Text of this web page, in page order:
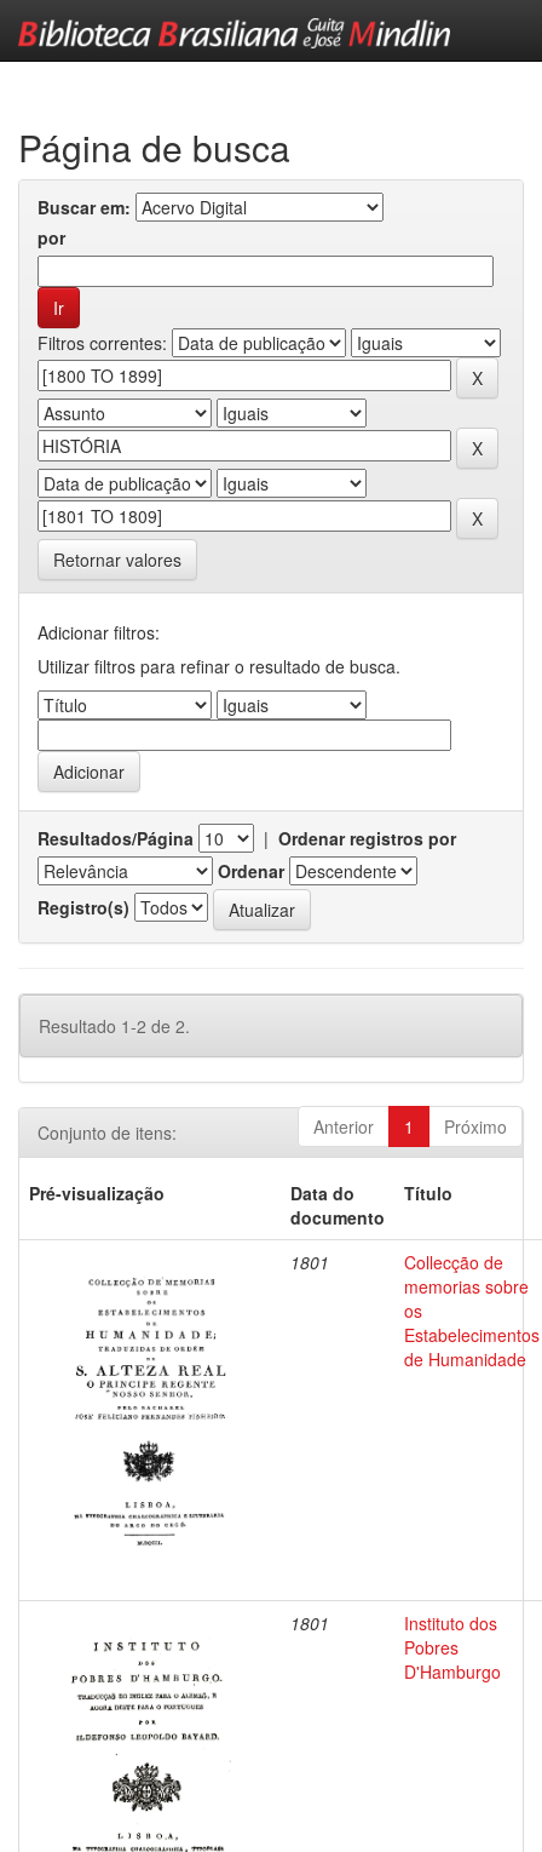
Página de busca
Buscar em:
por
Filtros correntes:
Retornar valores
Adicionar filtros:
Utilizar filtros para refinar o resultado de busca.
Resultados/Página | Ordenar registros por
Ordenar
Registro(s)
Resultado 1-2 de 2.
Anterior 1 Próximo
Conjunto de itens:
Pré-visualização
Data do
documento
Título
1801
Collecção de
memorias sobre
os
Estabelecimentos
de Humanidade
1801
Instituto dos
Pobres
D'Hamburgo